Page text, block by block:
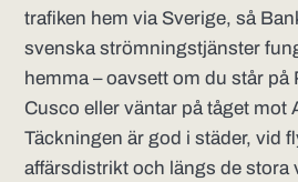
trafiken hem via Sverige, så
svenska strömningstjänster
hemma – oavsett om du står på
Cusco eller väntar på tåget mot
Täckningen är god i städer, vid
affärsdistrikt och längs de stora